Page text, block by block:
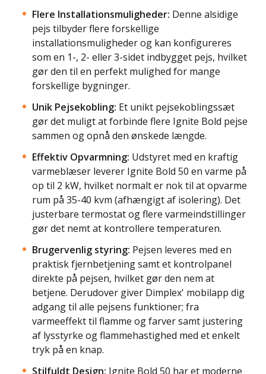
Flere Installationsmuligheder: Denne alsidige
pejs tilbyder flere forskellige
installationsmuligheder og kan konfigureres
som en 1-, 2- eller 3-sidet indbygget pejs, hvilket
gør den til en perfekt mulighed for mange
forskellige bygninger.
Unik Pejsekobling: Et unikt pejsekoblingssæt
gør det muligt at forbinde flere Ignite Bold pejse
sammen og opnå den ønskede længde.
Effektiv Opvarmning: Udstyret med en kraftig
varmeblæser leverer Ignite Bold 50 en varme på
op til 2 kW, hvilket normalt er nok til at opvarme
rum på 35-40 kvm (afhængigt af isolering). Det
justerbare termostat og flere varmeindstillinger
gør det nemt at kontrollere temperaturen.
Brugervenlig styring: Pejsen leveres med en
praktisk fjernbetjening samt et kontrolpanel
direkte på pejsen, hvilket gør den nem at
betjene. Derudover giver Dimplex' mobilapp dig
adgang til alle pejsens funktioner; fra
varmeeffekt til flamme og farver samt justering
af lysstyrke og flammehastighed med et enkelt
tryk på en knap.
Stilfuldt Design: Ignite Bold 50 har et moderne